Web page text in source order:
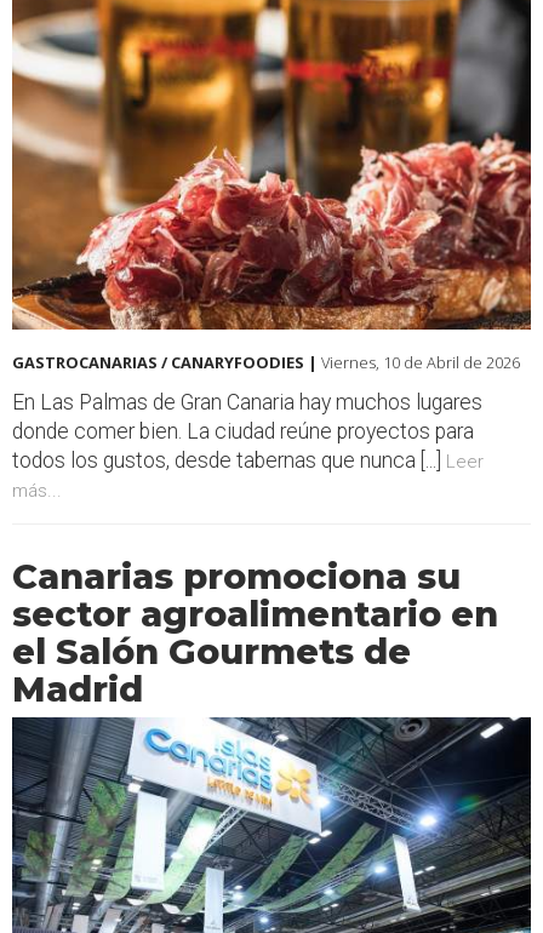
GASTROCANARIAS / CANARYFOODIES | Viernes, 10 de Abril de 2026
En Las Palmas de Gran Canaria hay muchos lugares
donde comer bien. La ciudad reúne proyectos para
todos los gustos, desde tabernas que nunca [...]
Leer
más...
Canarias promociona su
sector agroalimentario en
el Salón Gourmets de
Madrid